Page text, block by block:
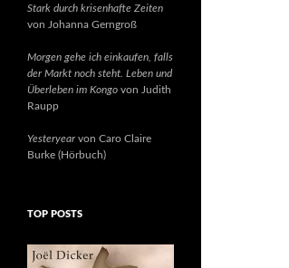
Stark durch krisenhafte Zeiten
von Johanna Gerngroß
Morgen gehe ich einkaufen, falls
der Markt noch steht. Leben und
Überleben im Kongo von Judith
Raupp
Yesteryearvon Caro Claire
Burke (Hörbuch)
TOP POSTS